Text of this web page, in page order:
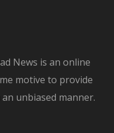
News is an online
motive to provide
unbiased manner.